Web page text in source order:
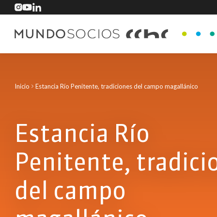
Inicio Estancia Río Penitente, tradiciones del campo magallánico
Estancia Río
Penitente,
del campo